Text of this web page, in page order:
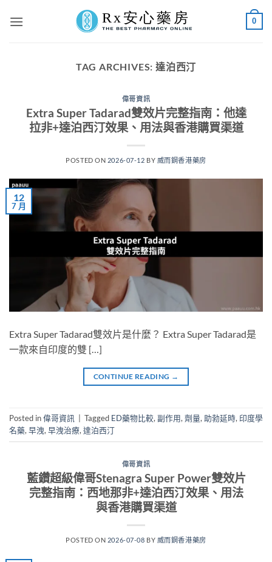
0
TAG ARCHIVES: 達泊西汀
偉哥資訊
Extra Super Tadarad雙效片完整指南：他達
拉非+達泊西汀效果、用法與香港購買渠道
POSTED ON 2026-07-12 BY 威而鋼香港藥房
12
7 月
Extra Super Tadarad雙效片是什麼？ Extra Super Tadarad是
一款來自印度的雙 […]
CONTINUE READING →
Posted in偉哥資訊 Tagged ED藥物比較,副作用,劑量,助勃延時,印度學
名藥,早洩,早洩治療,達泊西汀
偉哥資訊
藍鑽超級偉哥Stenagra Super Power雙效片
完整指南：西地那非+達泊西汀效果、用法
與香港購買渠道
POSTED ON 2026-07-08 BY 威而鋼香港藥房